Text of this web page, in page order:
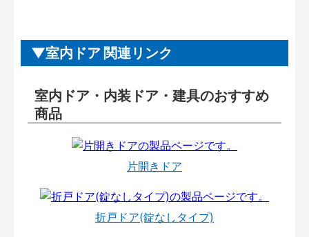
室内ドア 関連リンク
室内ドア・内装ドア・建具のおすすめ
商品
片開きドア
折戸ドア(錠なしタイプ)